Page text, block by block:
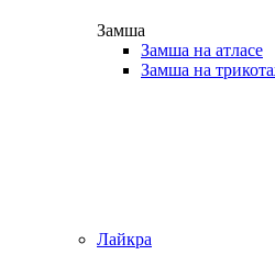
Замша
Замша на атласе
Замша на
Лайкра